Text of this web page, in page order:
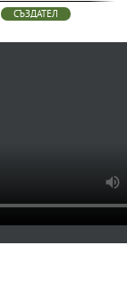
СЪЗДАТЕЛ